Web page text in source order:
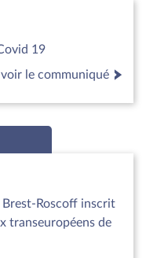
19
voir le communiqué
Roscoff inscrit
transeuropéens de